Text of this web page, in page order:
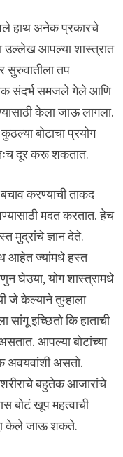
हाथ अनेक प्रकारचे
उल्लेख आपल्या शास्त्रात
सुरुवातीला तप
संदर्भ समजले गेले आणि
केला जाऊ लागला.
बोटाचा प्रयोग
दूर करू शकतात.
करण्याची ताकद
मदत करतात. हेच
मुद्रांचे ज्ञान देते.
आहेत ज्यांमधे हस्त
घेउया, योग शास्त्रामधे
जे केल्याने तुम्हाला
सांगू इच्छितो कि हाताची
आपल्या बोटांच्या
अवयवांशी असतो.
शरीराचे बहुतेक आजारांचे
बोटं खूप महत्वाची
केले जाऊ शकते.